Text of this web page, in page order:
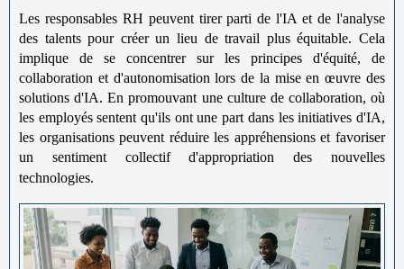
Les responsables RH peuvent tirer parti de l'IA et de l'analyse
des talents pour créer un lieu de travail plus équitable. Cela
implique de se concentrer sur les principes d'équité, de
collaboration et d'autonomisation lors de la mise en œuvre des
solutions d'IA. En promouvant une culture de collaboration, où
les employés sentent qu'ils ont une part dans les initiatives d'IA,
les organisations peuvent réduire les appréhensions et favoriser
un sentiment collectif d'appropriation des nouvelles
technologies.